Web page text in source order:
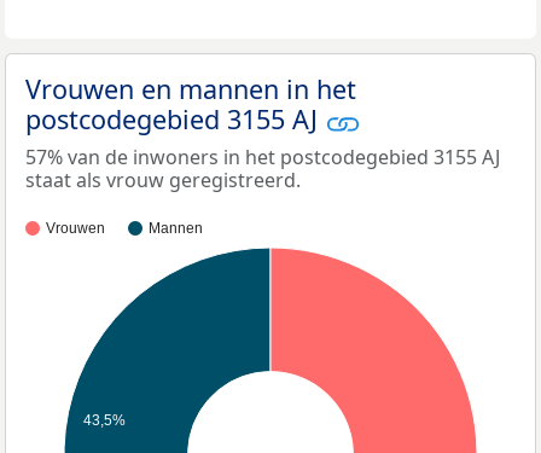
Vrouwen en mannen in het
postcodegebied 3155 AJ
57% van de inwoners in het postcodegebied 3155 AJ
staat als vrouw geregistreerd.
Vrouwen Mannen
43,5%